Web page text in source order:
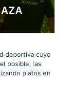
deportiva cuyo
posible, las
platos en